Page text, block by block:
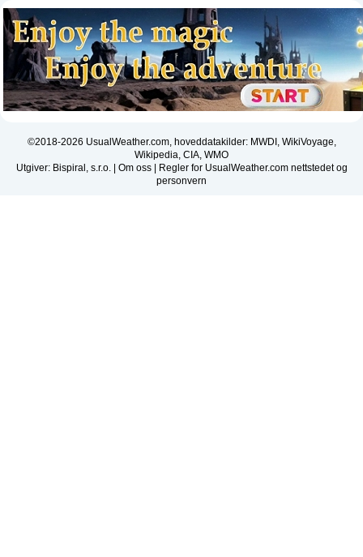
©2018-2026 UsualWeather.com, hoveddatakilder: MWDI, WikiVoyage,
Wikipedia, CIA, WMO
Utgiver: Bispiral, s.r.o. | Om oss| Regler for UsualWeather.com nettstedet og
personvern